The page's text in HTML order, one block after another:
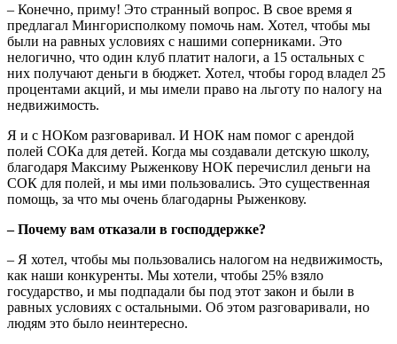
– Конечно, приму! Это странный вопрос. В свое время я
предлагал Мингорисполкому помочь нам. Хотел, чтобы мы
были на равных условиях с нашими соперниками. Это
нелогично, что один клуб платит налоги, а 15 остальных с
них получают деньги в бюджет. Хотел, чтобы город владел 25
процентами акций, и мы имели право на льготу по налогу на
недвижимость.
Я и с НОКом разговаривал. И НОК нам помог с арендой
полей СОКа для детей. Когда мы создавали детскую школу,
благодаря Максиму Рыженкову НОК перечислил деньги на
СОК для полей, и мы ими пользовались. Это существенная
помощь, за что мы очень благодарны Рыженкову.
– Почему вам отказали в господдержке?
– Я хотел, чтобы мы пользовались налогом на недвижимость,
как наши конкуренты. Мы хотели, чтобы 25% взяло
государство, и мы подпадали бы под этот закон и были в
равных условиях с остальными. Об этом разговаривали, но
людям это было неинтересно.